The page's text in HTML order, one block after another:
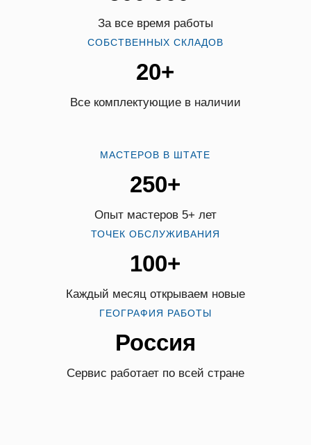
За все время работы
СОБСТВЕННЫХ СКЛАДОВ
20+
Все комплектующие в наличии
МАСТЕРОВ В ШТАТЕ
250+
Опыт мастеров 5+ лет
ТОЧЕК ОБСЛУЖИВАНИЯ
100+
Каждый месяц открываем новые
ГЕОГРАФИЯ РАБОТЫ
Россия
Сервис работает по всей стране